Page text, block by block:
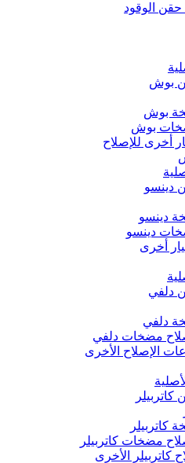
الوقود
بوش
بوش
بوش
أخرى للإصلاح
دينسو
دينسو
دينسو
أخرى
دلفي
دلفي
مضخات دلفي
الإصلاح الأخرى
مضخات كاتربيلر
كاتربيلر الأخرى